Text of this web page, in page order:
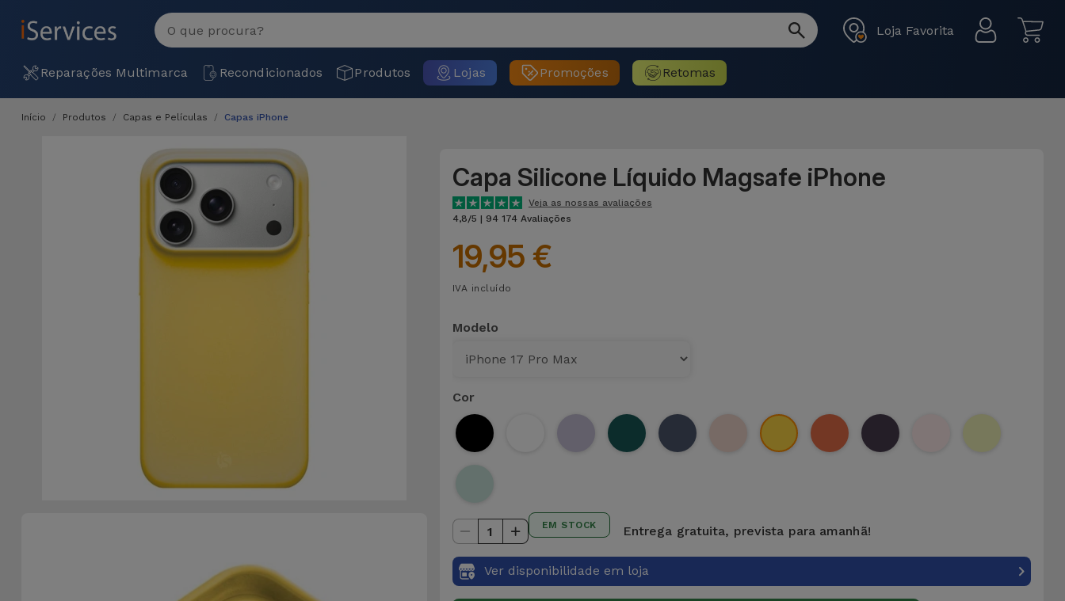
Loja Favorita
Reparações Multimarca Recondicionados Produtos Lojas Promoções Retomas
MENU
Ver
Início Produtos Capas e Películas Capas iPhone
Capa Silicone Líquido Magsafe iPhone
Veja as nossas avaliações
4,8/5 | 94 174 Avaliações
19,95 €
IVA incluído
Modelo
Cor
1 EM STOCK Entrega gratuita, prevista para amanhã!
Ver disponibilidade em loja